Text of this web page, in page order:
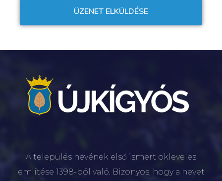
A település nevének első ismert okleveles
említése 1398-ból való. Bizonyos, hogy a nevet